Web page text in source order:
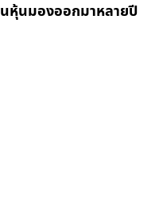
หุ้นมองออกมาหลายปี